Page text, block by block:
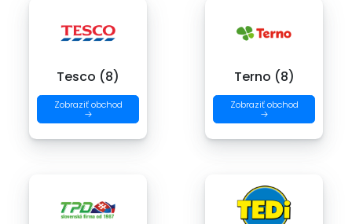
Tesco (8)
Zobraziť obchod
→
Terno (8)
Zobraziť obchod
→